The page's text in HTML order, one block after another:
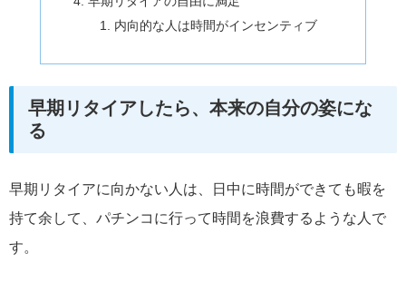
内向的な人は時間がインセンティブ
早期リタイアしたら、本来の自分の姿にな
る
早期リタイアに向かない人は、日中に時間ができても暇を
持て余して、パチンコに行って時間を浪費するような人で
す。